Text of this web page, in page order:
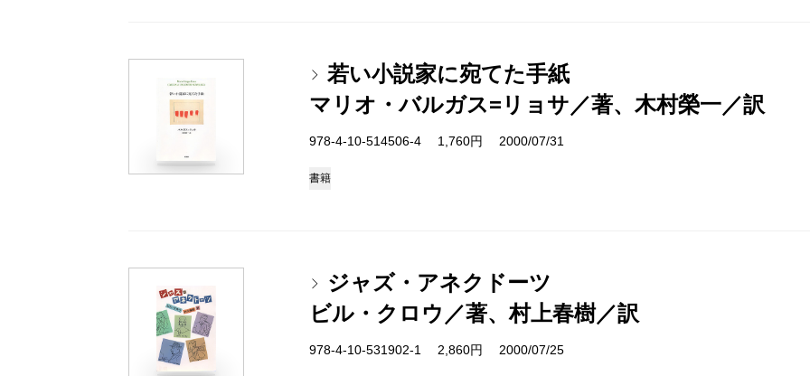
若い小説家に宛てた手紙
マリオ・バルガス=リョサ／著、木村榮一／訳
978-4-10-514506-4 1,760円 2000/07/31
書籍
ジャズ・アネクドーツ
ビル・クロウ／著、村上春樹／訳
978-4-10-531902-1 2,860円 2000/07/25